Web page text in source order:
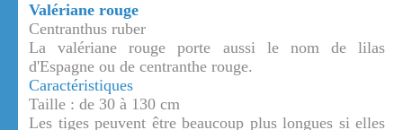
Valériane rouge
Centranthus ruber
La valériane rouge porte aussi le nom de lilas
d'Espagne ou de centranthe rouge.
Caractéristiques
Taille : de 30 à 130 cm
Les tiges peuvent être beaucoup plus longues si elles